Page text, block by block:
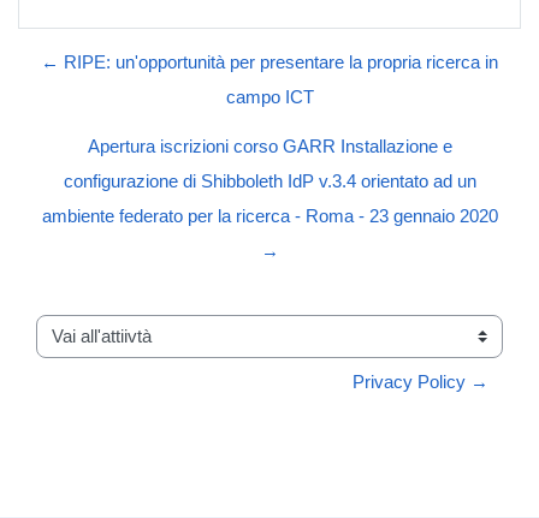
← RIPE: un'opportunità per presentare la propria ricerca in
campo ICT
Apertura iscrizioni corso GARR Installazione e
configurazione di Shibboleth IdP v.3.4 orientato ad un
ambiente federato per la ricerca - Roma - 23 gennaio 2020
→
Vai all'attiivtà
Privacy Policy →